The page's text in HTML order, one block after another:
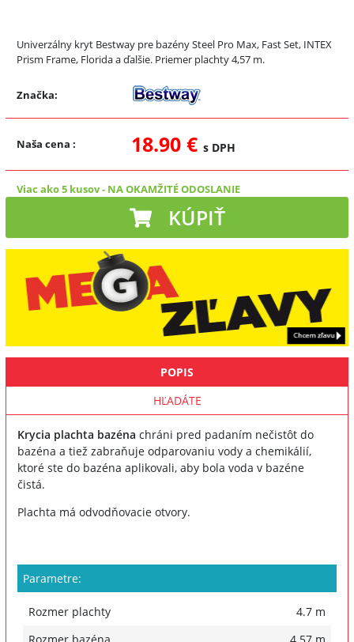
Univerzálny kryt Bestway pre bazény Steel Pro Max, Fast Set, INTEX
Prism Frame, Florida a ďalšie. Priemer plachty 4,57 m.
Značka:
Naša cena : 18.90 € s DPH
Viac ako 5 kusov- NA OKAMŽITÉ ODOSLANIE
KÚPIŤ
POPIS
HĽADÁTE
Krycia plachta bazéna chráni pred padaním nečistôt do
bazéna a tiež zabraňuje odparovaniu vody a chemikálií,
ktoré ste do bazéna aplikovali, aby bola voda v bazéne
čistá.
Plachta má odvodňovacie otvory.
Parametre:
Rozmer plachty
4.7 m
Rozmer bazéna
4.57 m